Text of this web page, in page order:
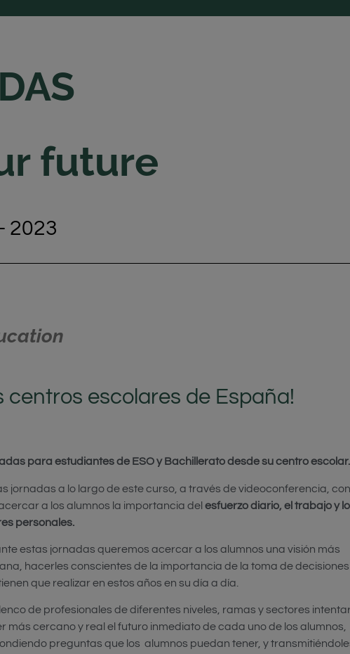
future
2023
centros escolares de España!
para estudiantes de ESO y Bachillerato desde su centro escolar.
jornadas a lo largo de este curso, a través de videoconferencia,
a los alumnos la importancia del esfuerzo diario, el trabajo y
personales.
estas jornadas queremos acercar a los alumnos una visión más
hacerles conscientes de la importancia de la toma de decisiones
que realizar en estos años en su día a día.
de profesionales de diferentes niveles, ramas y sectores
más cercano y real el futuro inmediato de cada uno de los alumnos,
preguntas que los alumnos puedan tener, y